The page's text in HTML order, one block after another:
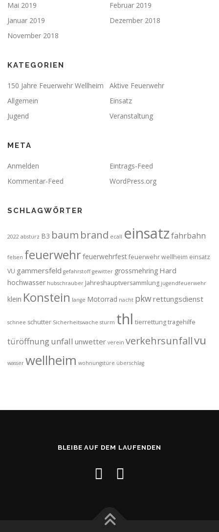
Mai 2019
Februar 2019
Januar 2019
Dezember 2018
November 2018
KATEGORIEN
150 Jahre Feuerwehr Wellheim
Aktive Feuerwehr
Allgemein
Einsatz
Jugend
Veranstaltung
META
Anmelden
Eintrags-Feed
Kommentar-Feed
WordPress.org
SCHLAGWÖRTER
2022 absturz B3 baum brand ecall einsatzfahrbahn
felsen feuerwehrfeuerwehrfest feuerwehr wellheim einsatz
VU gammersfeld gefahrstoff gewitter grossmehring Hard
hochwasser hubschrauber Jahreshauptversammlung jugendfeuerwehr
klein Konstein lange Motorrad nacht pkwrettungsdienst
schnee schutter Sicherheitswache sturm thl tierrettungtragehilfe
türöffnungunfall unwetter verein verkehrsunfallvu
wasser wellheim wohnungstüre überschlag
BLEIBE AUF DEM LAUFENDEN